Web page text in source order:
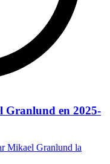
Granlund en 2025-
Mikael Granlund la